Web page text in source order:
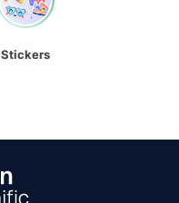
Stickers